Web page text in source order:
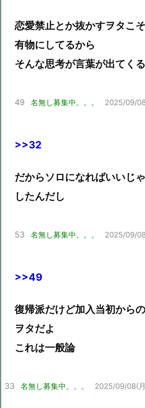
恋愛禁止とか抜かすヲタこ
有物にしてるから
そんな思考が言葉が出てく
49 名無し募集中。。。 2025/09/
>>32
だからソロになればいいじ
したんだし
53 名無し募集中。。。 2025/09/
>>49
復帰派だけど加入当初から
ヲタだよ
これは一般論
33 名無し募集中。。。 2025/09/08(